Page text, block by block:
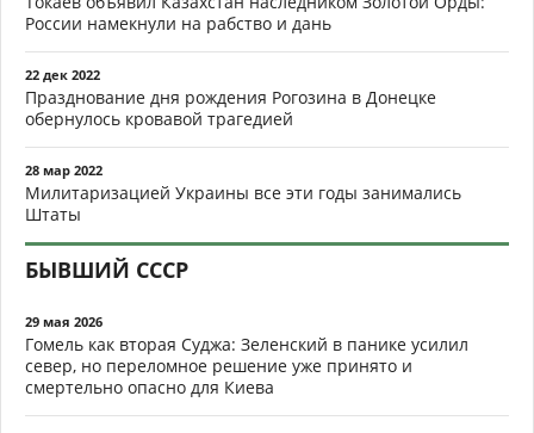
России намекнули на рабство и дань
22 дек 2022
Празднование дня рождения Рогозина в Донецке
обернулось кровавой трагедией
28 мар 2022
Милитаризацией Украины все эти годы занимались
Штаты
БЫВШИЙ СССР
29 мая 2026
Гомель как вторая Суджа: Зеленский в панике усилил
север, но переломное решение уже принято и
смертельно опасно для Киева